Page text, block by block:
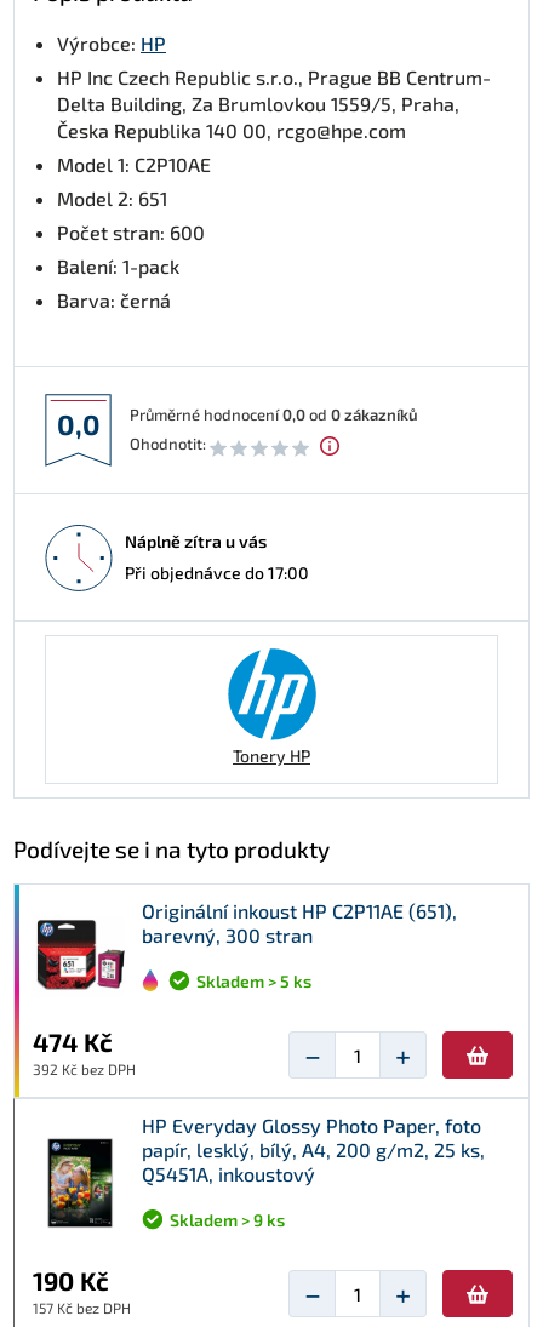
Výrobce: HP
HP Inc Czech Republic s.r.o., Prague BB Centrum-
Delta Building, Za Brumlovkou 1559/5, Praha,
Česka Republika 140 00, rcgo@hpe.com
Model 1: C2P10AE
Model 2: 651
Počet stran: 600
Balení: 1-pack
Barva: černá
0,0 Průměrné hodnocení0,0od 0zákazníků
Ohodnotit:
Náplně zítra u vás
Při objednávce do 17:00
Tonery HP
Podívejte se i na tyto produkty
Originální inkoust HP C2P11AE (651),
barevný, 300 stran
Skladem > 5 ks
474 Kč
392 Kč bez DPH − +
HP Everyday Glossy Photo Paper, foto
papír, lesklý, bílý, A4, 200 g/m2, 25 ks,
Q5451A, inkoustový
Skladem > 9 ks
190 Kč
157 Kč bez DPH − +